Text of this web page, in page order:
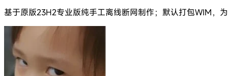
基于原版23H2专业版纯手工离线断网制作；默认打包WIM，